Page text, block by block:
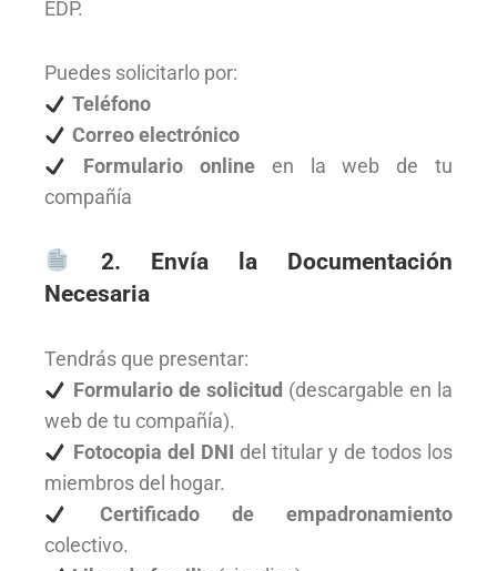
EDP.
Puedes solicitarlo por:
Teléfono
Correo electrónico
Formulario online en la web de tu
compañía
2. Envía la Documentación
Necesaria
Tendrás que presentar:
Formulario de solicitud (descargable en la
web de tu compañía).
Fotocopia del DNI del titular y de todos los
miembros del hogar.
Certificado de empadronamiento
colectivo.